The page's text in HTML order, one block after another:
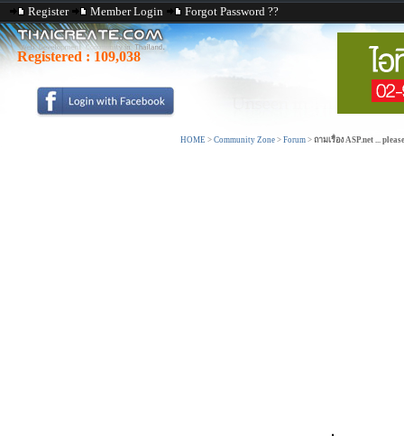
Register Member Login Forgot Password ??
Registered : 109,038
HOME > Community Zone > Forum > ถามเรื่อง ASP.net ...